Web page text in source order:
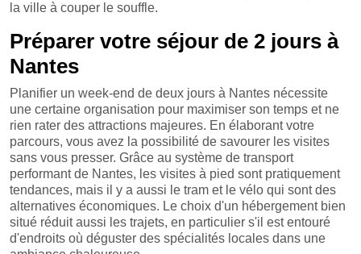
la ville à couper le souffle.
Préparer votre séjour de 2 jours à
Nantes
Planifier un week-end de deux jours à Nantes nécessite
une certaine organisation pour maximiser son temps et ne
rien rater des attractions majeures. En élaborant votre
parcours, vous avez la possibilité de savourer les visites
sans vous presser. Grâce au système de transport
performant de Nantes, les visites à pied sont pratiquement
tendances, mais il y a aussi le tram et le vélo qui sont des
alternatives économiques. Le choix d'un hébergement bien
situé réduit aussi les trajets, en particulier s'il est entouré
d'endroits où déguster des spécialités locales dans une